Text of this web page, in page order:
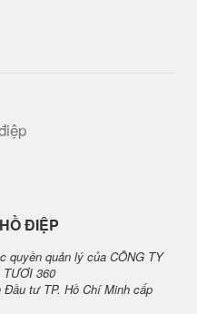
ĐIỆP
quyền quản lý của CÔNG TY
TƯƠI 360
tư TP. Hồ Chí Minh cấp